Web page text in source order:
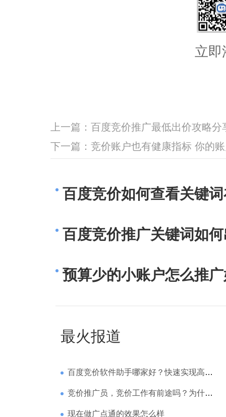
立即
上一篇： 百度竞价推广最低出价攻略分
下一篇： 竞价账户也有健康指标 你的
百度竞价如何查看关键
百度竞价推广关键词如
预算少的小账户怎么推
最火报道
百度竞价软件助手哪家好？快速实现高回报哪家强？
竞价推广员，竞价工作有前途吗？为什么待遇那么高
现在做广点通的效果怎么样